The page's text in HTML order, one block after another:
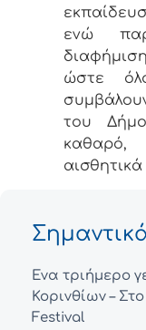
ενώ
ώστε
του
καθαρό,
Ένα τριήμερο
Κορινθίων –
Festival